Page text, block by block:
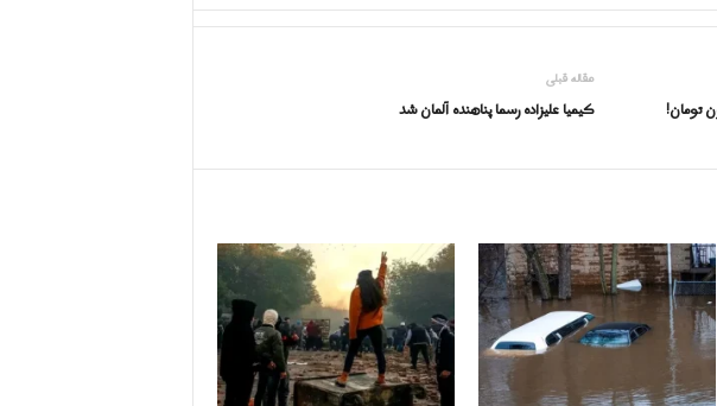
مقاله قبلی
کیمیا علیزاده رسما پناهنده آلمان شد